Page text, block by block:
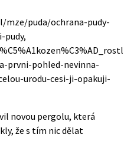
puda/ochrana-pudy-
pudy,
prvni-pohled-nevinna-
urodu-cesi-ji-opakuji-
novou pergolu, která
že s tím nic dělat